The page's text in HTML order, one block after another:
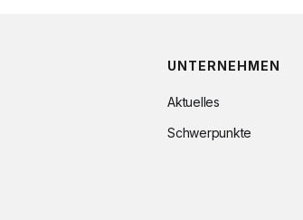
UNTERNEHMEN
Aktuelles
Schwerpunkte